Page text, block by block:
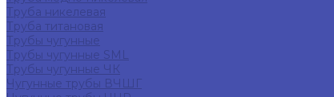
Труба никелевая
Труба титановая
Трубы чугунные
Трубы чугунные SML
Трубы чугунные ЧК
Чугунные трубы ВЧШГ